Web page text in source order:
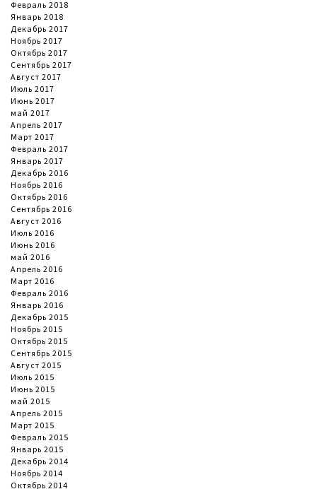
Февраль 2018
Январь 2018
Декабрь 2017
Ноябрь 2017
Октябрь 2017
Сентябрь 2017
Август 2017
Июль 2017
Июнь 2017
май 2017
Апрель 2017
Март 2017
Февраль 2017
Январь 2017
Декабрь 2016
Ноябрь 2016
Октябрь 2016
Сентябрь 2016
Август 2016
Июль 2016
Июнь 2016
май 2016
Апрель 2016
Март 2016
Февраль 2016
Январь 2016
Декабрь 2015
Ноябрь 2015
Октябрь 2015
Сентябрь 2015
Август 2015
Июль 2015
Июнь 2015
май 2015
Апрель 2015
Март 2015
Февраль 2015
Январь 2015
Декабрь 2014
Ноябрь 2014
Октябрь 2014